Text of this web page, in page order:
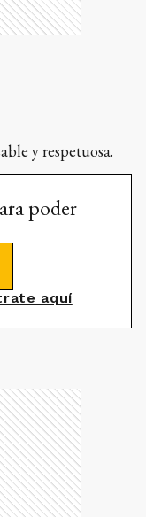
y respetuosa.
poder
aquí